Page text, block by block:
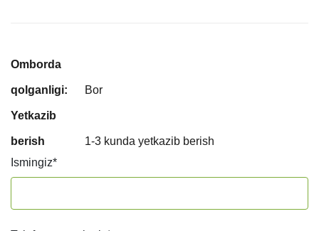
Omborda
qolganligi: Bor
Yetkazib
berish
1-3 kunda yetkazib berish
Ismingiz*